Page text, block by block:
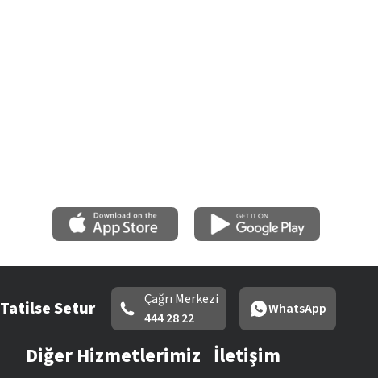
Tatilse Setur
Çağrı Merkezi
444 28 22
WhatsApp
Diğer Hizmetlerimiz İletişim